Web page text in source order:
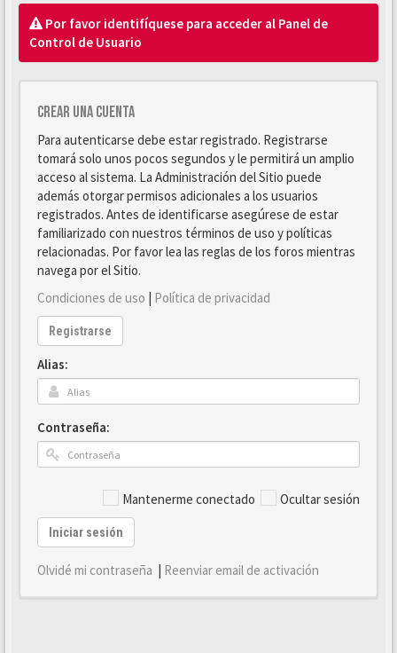
Por favor identifíquese para acceder al Panel de
Control de Usuario
Crear una cuenta
Para autenticarse debe estar registrado. Registrarse
tomará solo unos pocos segundos y le permitirá un amplio
acceso al sistema. La Administración del Sitio puede
además otorgar permisos adicionales a los usuarios
registrados. Antes de identificarse asegúrese de estar
familiarizado con nuestros términos de uso y políticas
relacionadas. Por favor lea las reglas de los foros mientras
navega por el Sitio.
Condiciones de uso | Política de privacidad
Registrarse
Alias:
Contraseña:
Mantenerme conectado Ocultar sesión
Iniciar sesión
Olvidé mi contraseña | Reenviar email de activación